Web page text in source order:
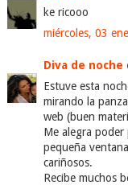
ke ricooo
miércoles, 03
Diva de noche
Estuve esta
mirando la
web (buen
Me alegra poder
pequeña
cariñosos.
Recibe muchos